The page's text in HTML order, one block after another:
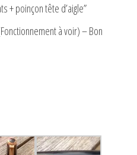
+ poinçon tête d’aigle”
à voir) – Bon